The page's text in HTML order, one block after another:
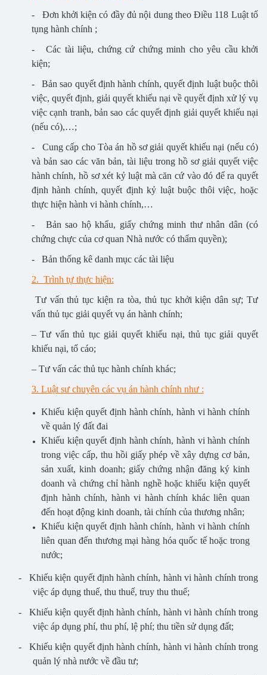
- Đơn khởi kiện có đầy đủ nội dung theo Điều 118 Luật tố
tụng hành chính ;
- Các tài liệu, chứng cứ chứng minh cho yêu cầu khởi
kiện;
- Bản sao quyết định hành chính, quyết định luật buộc thôi
việc, quyết định, giải quyết khiếu nại về quyết định xử lý vụ
việc cạnh tranh, bản sao các quyết định giải quyết khiếu nại
(nếu có),…;
- Cung cấp cho Tòa án hồ sơ giải quyết khiếu nại (nếu có)
và bản sao các văn bản, tài liệu trong hồ sơ giải quyết việc
hành chính, hồ sơ xét kỷ luật mà căn cứ vào đó để ra quyết
định hành chính, quyết định kỷ luật buộc thôi việc, hoặc
thực hiện hành vi hành chính,…
- Bản sao hộ khẩu, giấy chứng minh thư nhân dân (có
chứng chực của cơ quan Nhà nước có thẩm quyền);
- Bản thống kê danh mục các tài liệu
2. Trình tự thực hiện:
Tư vấn thủ tục kiện ra tòa, thủ tục khởi kiện dân sự; Tư
vấn thủ tục giải quyết vụ án hành chính;
– Tư vấn thủ tục giải quyết khiếu nại, thủ tục giải quyết
khiếu nại, tố cáo;
– Tư vấn các thủ tục hành chính khác;
3. Luật sư chuyên các vụ án hành chính như :
Khiếu kiện quyết định hành chính, hành vi hành chính
về quản lý đất đai
Khiếu kiện quyết định hành chính, hành vi hành chính
trong việc cấp, thu hồi giấy phép về xây dựng cơ bản,
sản xuất, kinh doanh; giấy chứng nhận đăng ký kinh
doanh và chứng chỉ hành nghề hoặc khiếu kiện quyết
định hành chính, hành vi hành chính khác liên quan
đến hoạt động kinh doanh, tài chính của thương nhân;
Khiếu kiện quyết định hành chính, hành vi hành chính
liên quan đến thương mại hàng hóa quốc tế hoặc trong
nước;
- Khiếu kiện quyết định hành chính, hành vi hành chính trong
việc áp dụng thuế, thu thuế, truy thu thuế;
- Khiếu kiện quyết định hành chính, hành vi hành chính trong
việc áp dụng phí, thu phí, lệ phí; thu tiền sử dụng đất;
- Khiếu kiện quyết định hành chính, hành vi hành chính trong
quản lý nhà nước về đầu tư;